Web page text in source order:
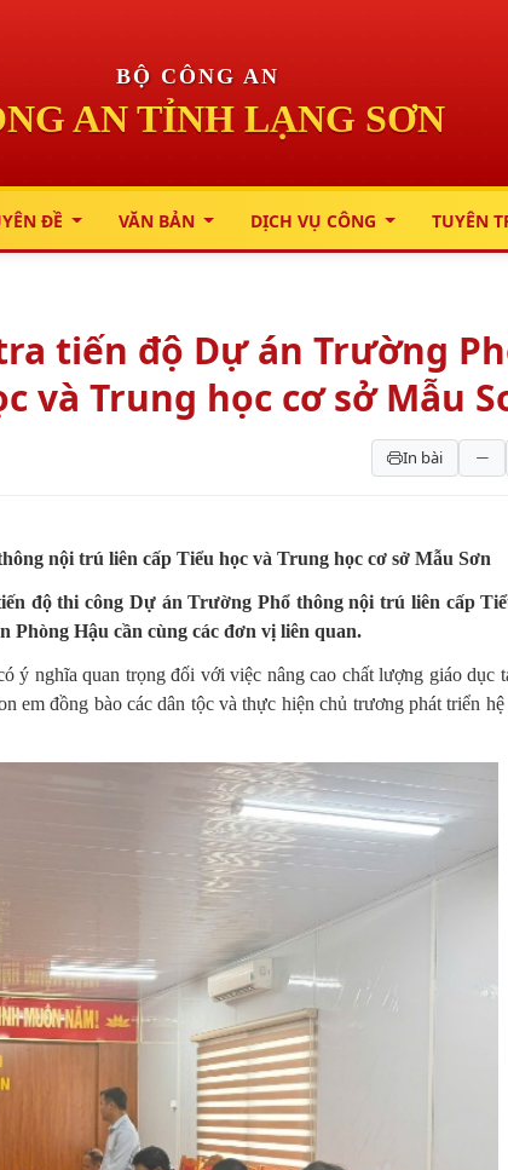
BỘ CÔNG AN
AN TỈNH LẠNG SƠN
ĐỀ VĂN BẢN DỊCH VỤ CÔNG TUYÊN
tiến độ Dự án Trường
và Trung học cơ sở Mẫu
In bài
nội trú liên cấp Tiểu học và Trung học cơ sở Mẫu Sơn
độ thi công Dự án Trường Phổ thông nội trú liên cấp
Phòng Hậu cần cùng các đơn vị liên quan.
ý nghĩa quan trọng đối với việc nâng cao chất lượng giáo dục
em đồng bào các dân tộc và thực hiện chủ trương phát triển